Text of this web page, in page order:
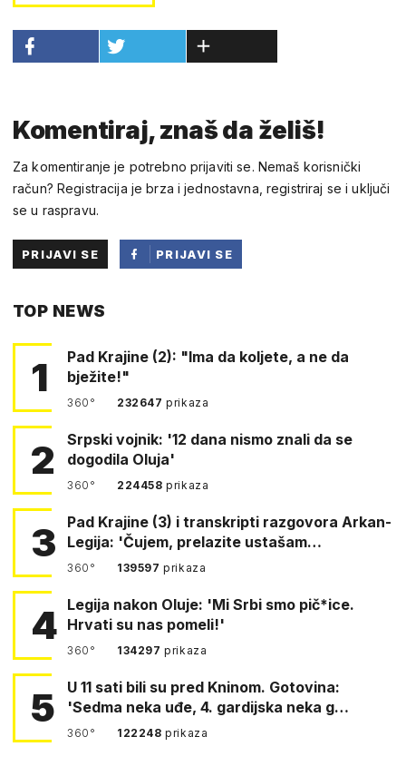
Komentiraj, znaš da želiš!
Za komentiranje je potrebno prijaviti se. Nemaš korisnički
račun? Registracija je brza i jednostavna, registriraj se i uključi
se u raspravu.
PRIJAVI SE
PRIJAVI SE
TOP NEWS
1
Pad Krajine (2): "Ima da koljete, a ne da
bježite!"
360° 232647prikaza
2
Srpski vojnik: '12 dana nismo znali da se
dogodila Oluja'
360° 224458prikaza
3
Pad Krajine (3) i transkripti razgovora Arkan-
Legija: 'Čujem, prelazite ustašam…
360° 139597prikaza
4 Legija nakon Oluje: 'Mi Srbi smo pič*ice.
Hrvati su nas pomeli!'
360° 134297prikaza
5
U 11 sati bili su pred Kninom. Gotovina:
'Sedma neka uđe, 4. gardijska neka g…
360° 122248prikaza